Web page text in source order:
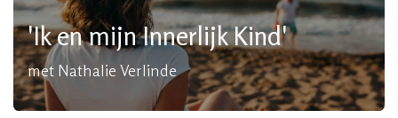
'Ik en mijn Innerlijk Kind'
met Nathalie Verlinde